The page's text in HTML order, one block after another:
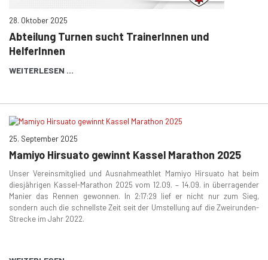
28. Oktober 2025
Abteilung Turnen sucht TrainerInnen und
HelferInnen
WEITERLESEN …
25. September 2025
Mamiyo Hirsuato gewinnt Kassel Marathon 2025
Unser Vereinsmitglied und Ausnahmeathlet Mamiyo Hirsuato hat beim
diesjährigen Kassel-Marathon 2025 vom 12.09. – 14.09. in überragender
Manier das Rennen gewonnen. In 2:17:29 lief er nicht nur zum Sieg,
sondern auch die schnellste Zeit seit der Umstellung auf die Zweirunden-
Strecke im Jahr 2022.